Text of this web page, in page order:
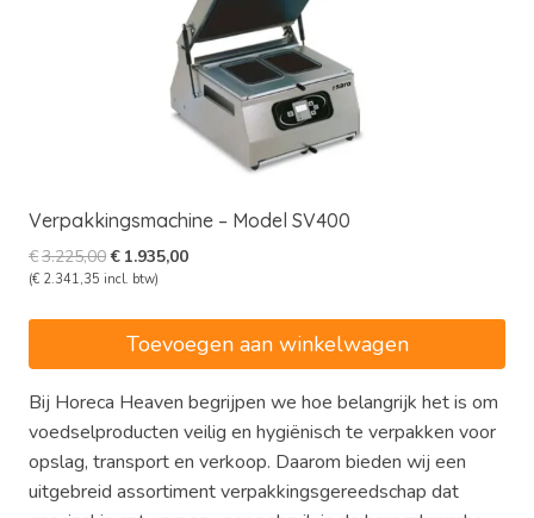
Verpakkingsmachine – Model SV400
€3.225,00Oorspronkelijke
prijs
€3.225,00.
€ 1.935,00Huidige
(€ 2.341,35 incl. btw)
Toevoegen aan winkelwagen
Bij Horeca Heaven begrijpen we hoe belangrijk het is om
voedselproducten veilig en hygiënisch te verpakken voor
opslag, transport en verkoop. Daarom bieden wij een
uitgebreid assortiment verpakkingsgereedschap dat